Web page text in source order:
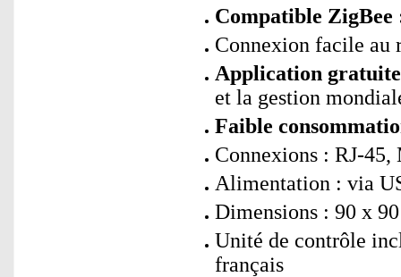
Compatible ZigBee
Connexion facile au
Application
et la gestion
Faible
Connexions : RJ-
Alimentation : via
Dimensions : 90 x
Unité de contrôle
français